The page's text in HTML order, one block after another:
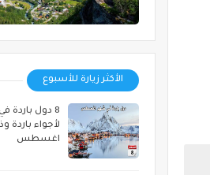
الأكثر زيارة للأسبوع
8 دول
لأجواء باردة
اغسطس